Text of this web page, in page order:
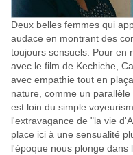
Deux belles femmes qui
audace en montrant des
toujours sensuels. Pour en
avec le film de Kechiche,
avec empathie tout en
nature, comme un
est loin du simple
l'extravagance de "la vie
place ici à une sensualité
l'époque nous plonge dans